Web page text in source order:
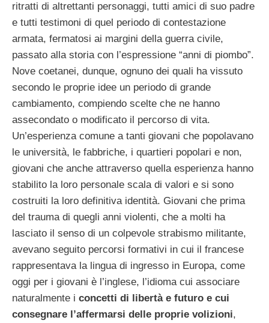
ritratti di altrettanti personaggi, tutti amici di suo padre
e tutti testimoni di quel periodo di contestazione
armata, fermatosi ai margini della guerra civile,
passato alla storia con l’espressione “anni di piombo”.
Nove coetanei, dunque, ognuno dei quali ha vissuto
secondo le proprie idee un periodo di grande
cambiamento, compiendo scelte che ne hanno
assecondato o modificato il percorso di vita.
Un’esperienza comune a tanti giovani che popolavano
le università, le fabbriche, i quartieri popolari e non,
giovani che anche attraverso quella esperienza hanno
stabilito la loro personale scala di valori e si sono
costruiti la loro definitiva identità. Giovani che prima
del trauma di quegli anni violenti, che a molti ha
lasciato il senso di un colpevole strabismo militante,
avevano seguito percorsi formativi in cui il francese
rappresentava la lingua di ingresso in Europa, come
oggi per i giovani è l’inglese, l’idioma cui associare
naturalmente i concetti di libertà e futuro e cui
consegnare l’affermarsi delle proprie volizioni,